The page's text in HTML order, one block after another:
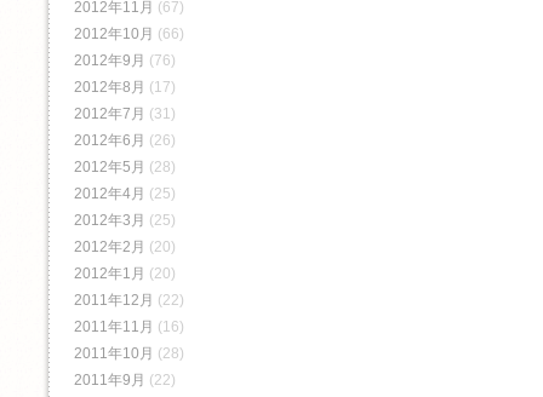
2012年11月 (67)
2012年10月 (66)
2012年9月 (76)
2012年8月 (17)
2012年7月 (31)
2012年6月 (26)
2012年5月 (28)
2012年4月 (25)
2012年3月 (25)
2012年2月 (20)
2012年1月 (20)
2011年12月 (22)
2011年11月 (16)
2011年10月 (28)
2011年9月 (22)